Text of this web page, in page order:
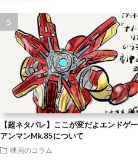
【超ネタバレ】ここが変だよエンドゲ
アンマンMk.85について
映画のコラム